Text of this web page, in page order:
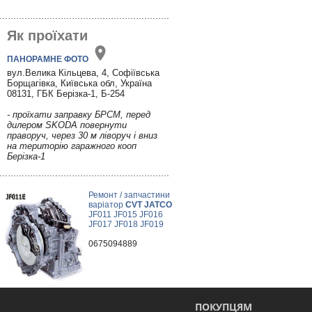
Як проїхати
ПАНОРАМНЕ ФОТО
вул.Велика Кільцева, 4, Софіївська
Борщагівка, Київська обл, Україна
08131, ГБК Берізка-1, Б-254
- проїхати заправку БРСМ, перед
дилером SKODA повернути
праворуч, через 30 м ліворуч і вниз
на територію гаражного кооп
Берізка-1
Ремонт / запчастини
варіатор CVT JATCO
JF011 JF015 JF016
JF017 JF018 JF019
0675094889
ПОКУПЦЯМ